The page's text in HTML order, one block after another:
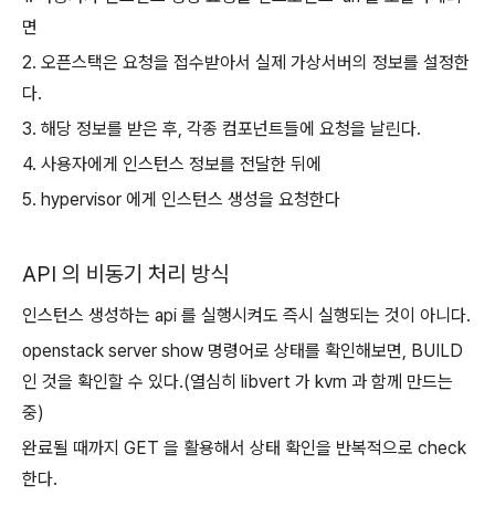
면
2. 오픈스택은 요청을 접수받아서 실제 가상서버의 정보를 설정한
다.
3. 해당 정보를 받은 후, 각종 컴포넌트들에 요청을 날린다.
4. 사용자에게 인스턴스 정보를 전달한 뒤에
5. hypervisor 에게 인스턴스 생성을 요청한다
API 의 비동기 처리 방식
인스턴스 생성하는 api 를 실행시켜도 즉시 실행되는 것이 아니다.
openstack server show 명령어로 상태를 확인해보면, BUILD
인 것을 확인할 수 있다.(열심히 libvert 가 kvm 과 함께 만드는
중)
완료될 때까지 GET 을 활용해서 상태 확인을 반복적으로 check
한다.